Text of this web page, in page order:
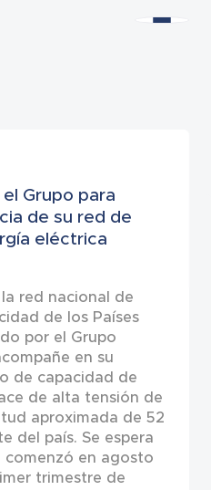
Grupo para
de su red de
eléctrica
red nacional de
de los Países
por el Grupo
en su
de capacidad de
de alta tensión de
aproximada de 52
del país. Se espera
en agosto
trimestre de